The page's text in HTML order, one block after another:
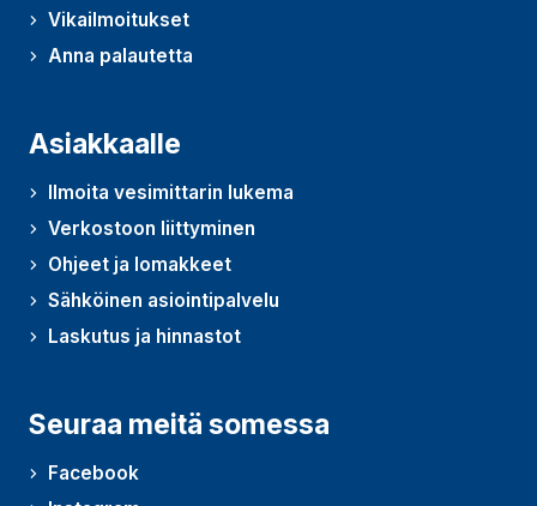
Vikailmoitukset
Anna palautetta
(Avautuu uudessa ikkunassa)
Asiakkaalle
Ilmoita vesimittarin lukema
Verkostoon liittyminen
Ohjeet ja lomakkeet
Sähköinen asiointipalvelu
Laskutus ja hinnastot
Seuraa meitä somessa
Facebook